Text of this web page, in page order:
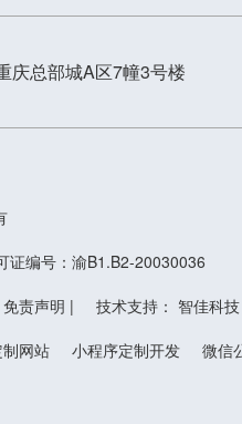
庆总部城A区7幢3号楼
证编号：渝B1.B2-20030036
免责声明 | 技术支持： 智佳科技
制网站 小程序定制开发 微